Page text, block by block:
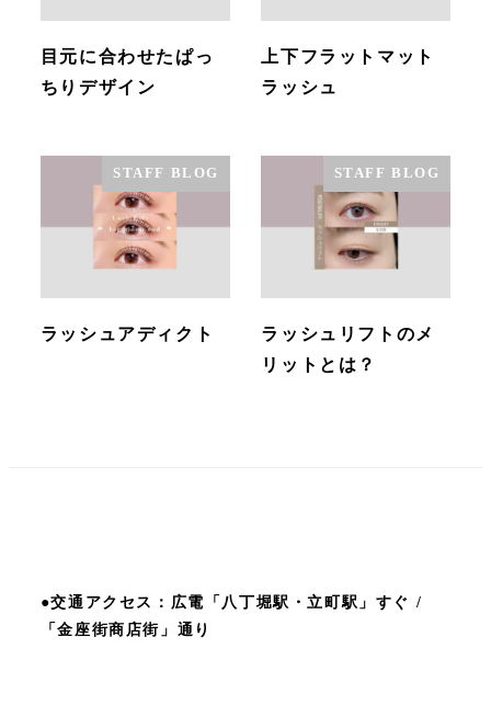
目元に合わせたぱっ
ちりデザイン
上下フラットマット
ラッシュ
STAFF BLOG
ラッシュアディクト
STAFF BLOG
ラッシュリフトのメ
リットとは？
●交通アクセス：広電「八丁堀駅・立町駅」すぐ /
「金座街商店街」通り